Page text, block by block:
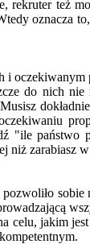
rekruter też
oznacza
i
do nich nie
"ile państwo
niż zarabiasz
celu, jakim